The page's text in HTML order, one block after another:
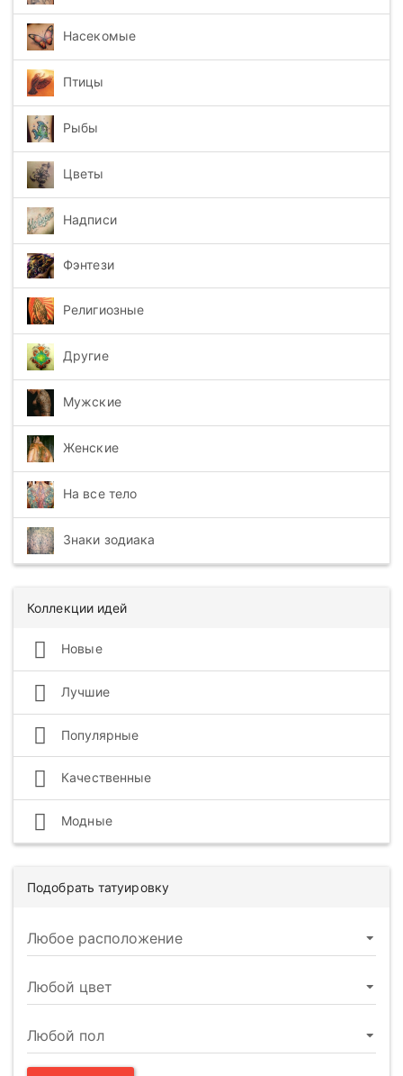
Насекомые
Птицы
Рыбы
Цветы
Надписи
Фэнтези
Религиозные
Другие
Мужские
Женские
На все тело
Знаки зодиака
Коллекции идей
Новые
Лучшие
Популярные
Качественные
Модные
Подобрать татуировку